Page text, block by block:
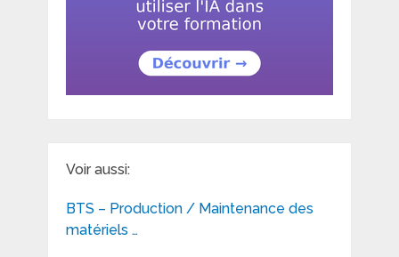
Voir aussi:
BTS – Production / Maintenance des
matériels …